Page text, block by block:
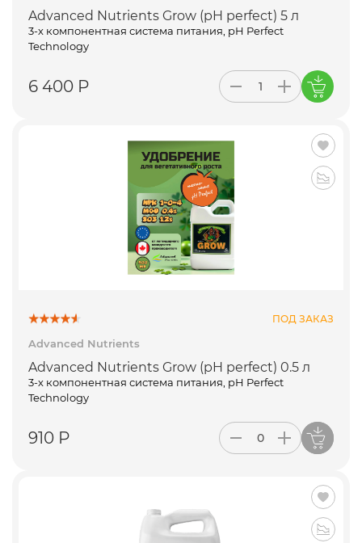
Advanced Nutrients Grow (pH perfect) 5 л
3-х компонентная система питания, pH Perfect
Technology
6 400 Р
ПОД ЗАКАЗ
Advanced Nutrients
Advanced Nutrients Grow (pH perfect) 0.5 л
3-х компонентная система питания, pH Perfect
Technology
910 Р